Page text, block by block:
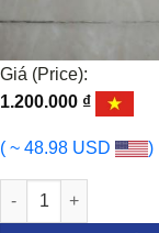
Giá (Price):
1.200.000 ₫
( ~ 48.98 USD )
TY CHỐNG CỐP